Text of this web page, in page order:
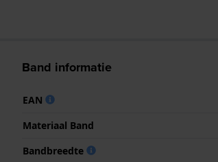
Band informatie
EAN
Materiaal Band
Bandbreedte